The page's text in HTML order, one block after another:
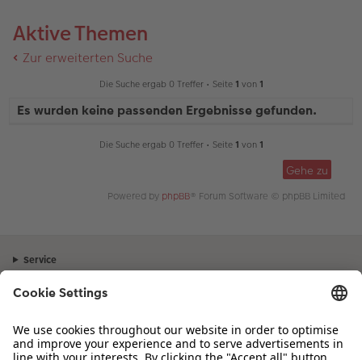
Aktive Themen
Zur erweiterten Suche
Die Suche ergab 0 Treffer • Seite 1 von 1
Es wurden keine passenden Ergebnisse gefunden.
Die Suche ergab 0 Treffer • Seite 1 von 1
Gehe zu
Powered by phpBB® Forum Software © phpBB Limited
Service
Sortiment